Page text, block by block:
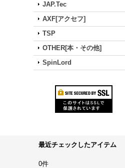
JAP.Tec
AXF[アクセフ]
TSP
OTHER[本・その他]
SpinLord
最近チェックしたアイテム
0件